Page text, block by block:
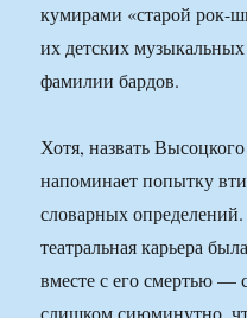
кумирами «старой рок-
их детских
фамилии бардов.
Хотя, назвать
напоминает попытку
словарных
театральная карьера
вместе с его смертью —